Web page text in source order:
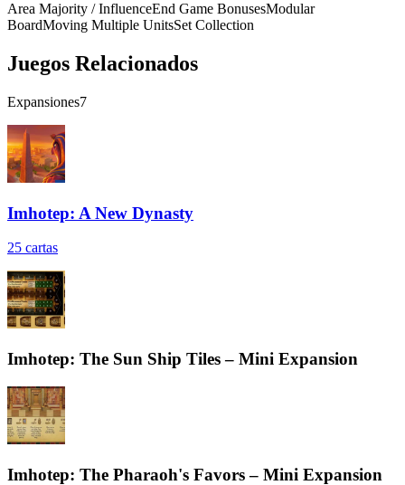
Area Majority / InfluenceEnd Game BonusesModular
BoardMoving Multiple UnitsSet Collection
Juegos Relacionados
Expansiones7
Imhotep: A New Dynasty
25 cartas
Imhotep: The Sun Ship Tiles – Mini Expansion
Imhotep: The Pharaoh's Favors – Mini Expansion